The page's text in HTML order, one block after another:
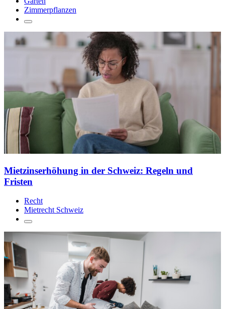
Zimmerpflanzen
Mietzinserhöhung in der Schweiz: Regeln und
Fristen
Recht
Mietrecht Schweiz